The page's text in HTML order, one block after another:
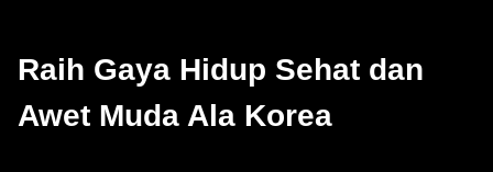
Raih Gaya Hidup Sehat dan
Awet Muda Ala Korea